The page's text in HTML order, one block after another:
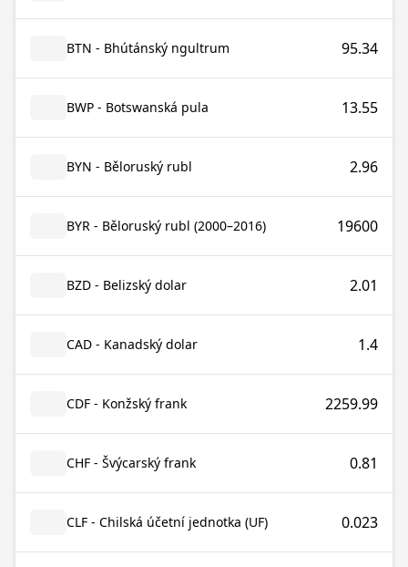
BTN - Bhútánský ngultrum 95.34
BWP - Botswanská pula 13.55
BYN - Běloruský rubl 2.96
BYR - Běloruský rubl (2000–2016) 19600
BZD - Belizský dolar 2.01
CAD - Kanadský dolar 1.4
CDF - Konžský frank 2259.99
CHF - Švýcarský frank 0.81
CLF - Chilská účetní jednotka (UF) 0.023